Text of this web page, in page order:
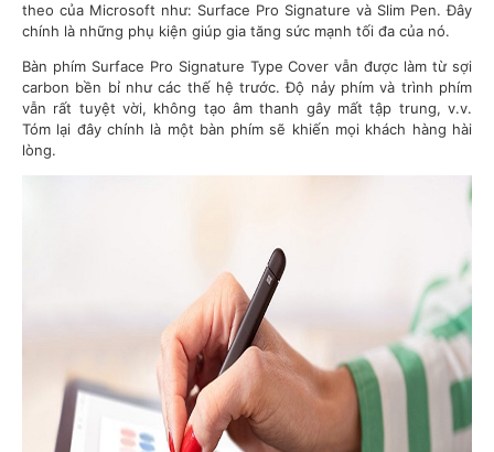
theo của Microsoft như: Surface Pro Signature và Slim Pen. Đây
chính là những phụ kiện giúp gia tăng sức mạnh tối đa của nó.
Bàn phím Surface Pro Signature Type Cover vẫn được làm từ sợi
carbon bền bỉ như các thế hệ trước. Độ nảy phím và trình phím
vẫn rất tuyệt vời, không tạo âm thanh gây mất tập trung, v.v.
Tóm lại đây chính là một bàn phím sẽ khiến mọi khách hàng hài
lòng.